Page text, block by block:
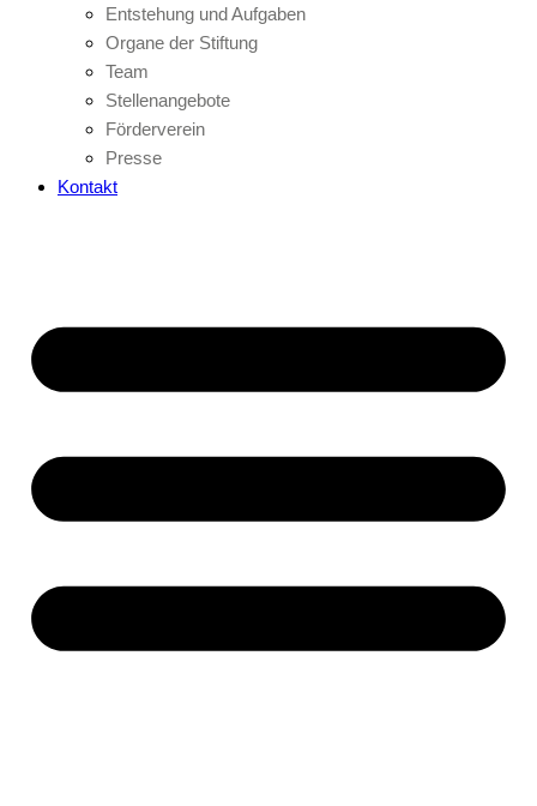
Entstehung und Aufgaben
Organe der Stiftung
Team
Stellenangebote
Förderverein
Presse
Kontakt